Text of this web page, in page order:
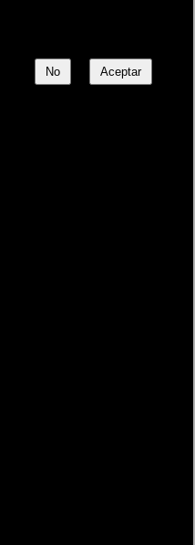
No Aceptar
de tus opiniones. ¿Qué
Justin P. Lange, Nadia
tus pensamientos,
¿Te hizo reír, llorar o
¡No te guardes
apasionada donde la
se detenga. Únete a la
¡Los
proyecta nuestra diversidad